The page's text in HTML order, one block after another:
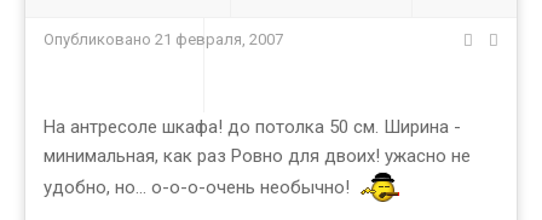
Опубликовано 21 февраля, 2007
На антресоле шкафа! до потолка 50 см. Ширина -
минимальная, как раз Ровно для двоих! ужасно не
удобно, но... о-о-о-очень необычно!